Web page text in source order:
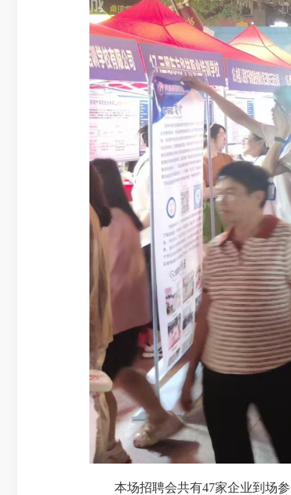
本场招聘会共有47家企业到场参